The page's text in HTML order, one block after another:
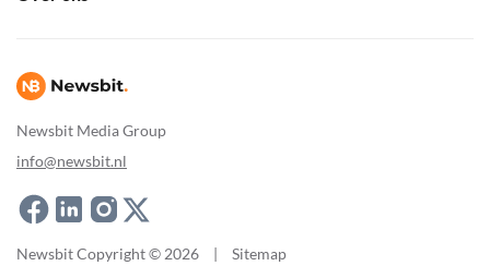
Newsbit Media Group
info@newsbit.nl
Newsbit Copyright © 2026 | Sitemap